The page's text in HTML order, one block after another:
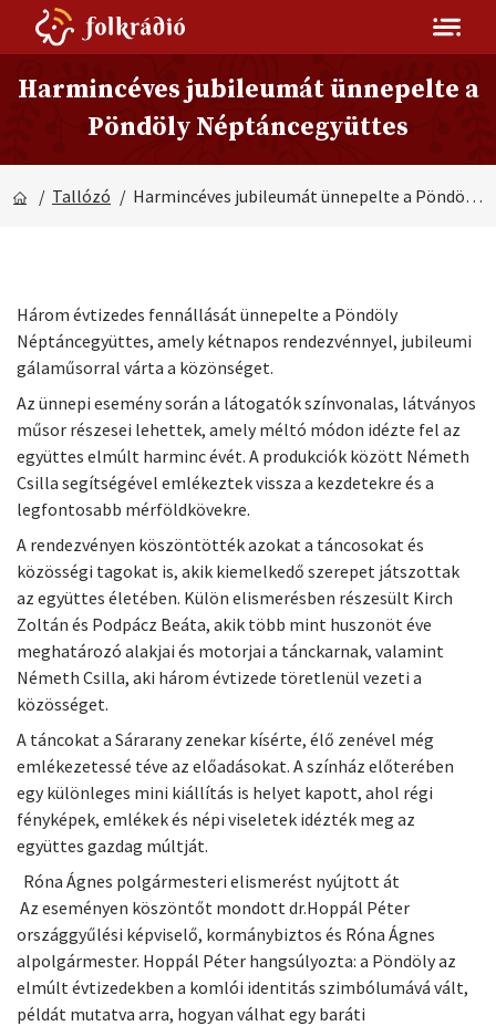
Harmincéves jubileumát ünnepelte a
Pöndöly Néptáncegyüttes
/ Tallózó / Harmincéves jubileumát ünnepelte a Pöndöly Néptáncegyüttes
Három évtizedes fennállását ünnepelte a Pöndöly
Néptáncegyüttes, amely kétnapos rendezvénnyel, jubileumi
gálaműsorral várta a közönséget.
Az ünnepi esemény során a látogatók színvonalas, látványos
műsor részesei lehettek, amely méltó módon idézte fel az
együttes elmúlt harminc évét. A produkciók között Németh
Csilla segítségével emlékeztek vissza a kezdetekre és a
legfontosabb mérföldkövekre.
A rendezvényen köszöntötték azokat a táncosokat és
közösségi tagokat is, akik kiemelkedő szerepet játszottak
az együttes életében. Külön elismerésben részesült Kirch
Zoltán és Podpácz Beáta, akik több mint huszonöt éve
meghatározó alakjai és motorjai a tánckarnak, valamint
Németh Csilla, aki három évtizede töretlenül vezeti a
közösséget.
A táncokat a Sárarany zenekar kísérte, élő zenével még
emlékezetessé téve az előadásokat. A színház előterében
egy különleges mini kiállítás is helyet kapott, ahol régi
fényképek, emlékek és népi viseletek idézték meg az
együttes gazdag múltját.
Róna Ágnes polgármesteri elismerést nyújtott át
Az eseményen köszöntőt mondott dr.Hoppál Péter
országgyűlési képviselő, kormánybiztos és Róna Ágnes
alpolgármester. Hoppál Péter hangsúlyozta: a Pöndöly az
elmúlt évtizedekben a komlói identitás szimbólumává vált,
példát mutatva arra, hogyan válhat egy baráti